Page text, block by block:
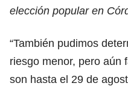
elección popular en
“También pudimos
riesgo menor, pero aún
son hasta el 29 de